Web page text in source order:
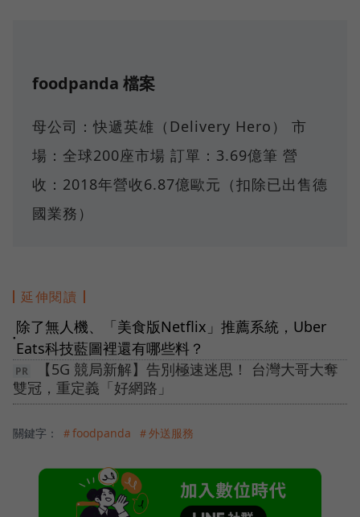
foodpanda 檔案
母公司：快遞英雄（Delivery Hero） 市
場：全球200座市場 訂單：3.69億筆 營
收：2018年營收6.87億歐元（扣除已出售德
國業務）
延伸閱讀
●
除了無人機、「美食版Netflix」推薦系統，Uber
Eats科技藍圖裡還有哪些料？
【5G 競局新解】告別極速迷思！ 台灣大哥大奪
雙冠，重定義「好網路」
關鍵字： ＃foodpanda ＃外送服務